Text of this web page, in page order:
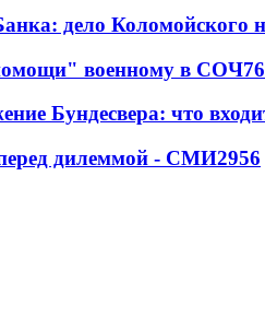
дело Коломойского
военному в СОЧ
Бундесвера: что
дилеммой - СМИ2956